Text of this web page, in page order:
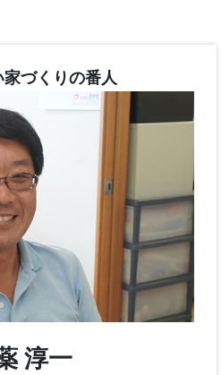
山形 隆
Yamagata>
められるよう真心で対応させて頂
かった」「色がすごく素敵ですね」
感できる家づくりを目指し、これか
ーディで質の高いサービスを目指